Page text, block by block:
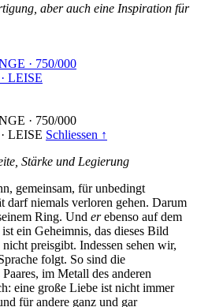
aber auch eine Inspiration für
· 750/000
· LEISE
· 750/000
· LEISE Schliessen ↑
Stärke und Legierung
gemeinsam, für unbedingt
darf niemals verloren gehen. Darum
Ring. Und erebenso auf dem
ein Geheimnis, das dieses Bild
preisgibt. Indessen sehen wir,
folgt. So sind die
im Metall des anderen
eine große Liebe ist nicht immer
für andere ganz und gar